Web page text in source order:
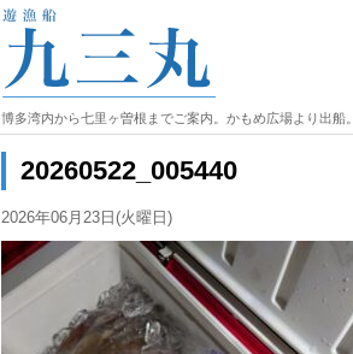
博多湾内から七里ヶ曽根までご案内。かもめ広場より出船。
20260522_005440
2026年06月23日(火曜日)